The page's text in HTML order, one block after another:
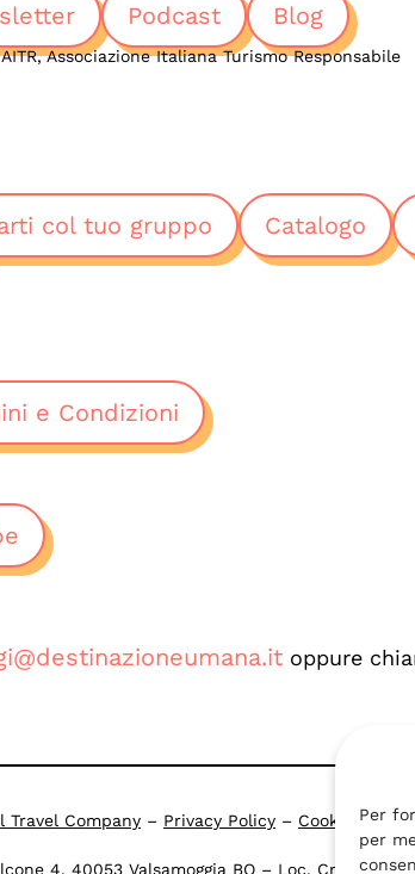
Per
per
Podcast Blog
Associazione Italiana Turismo Responsabile
col tuo gruppo Catalogo
e Condizioni
oppure
Travel Company – Privacy Policy – Cookie Policy
4, 40053 Valsamoggia BO – Loc.